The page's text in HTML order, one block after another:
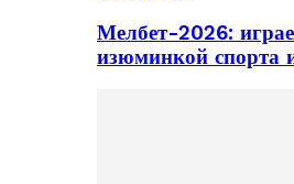
Мелбет-2026:
изюминкой спорта